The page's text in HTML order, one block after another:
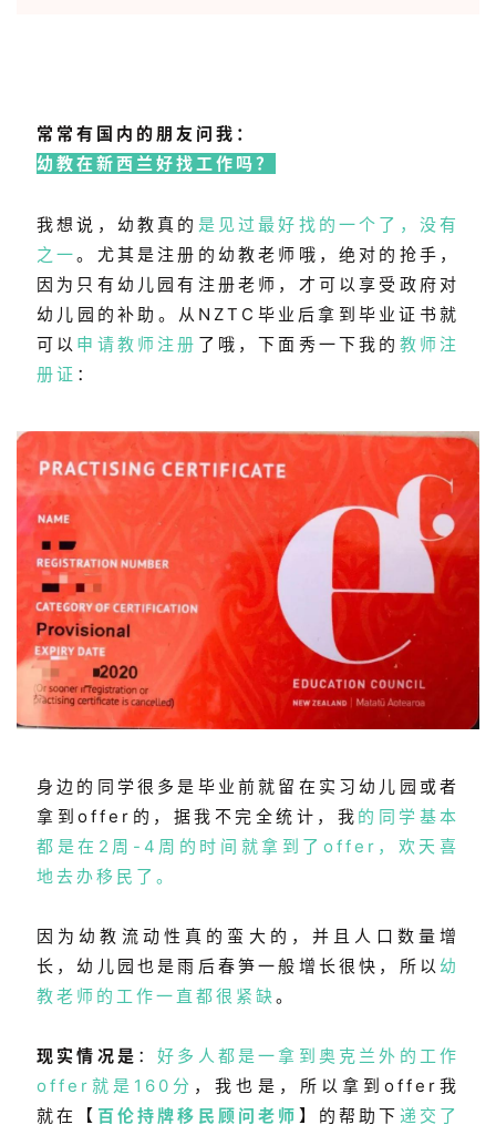
常常有国内的朋友问我：
幼教在新西兰好找工作吗？
我想说，幼教真的 是见过最好找的一个了，没有
之一。尤其是注册的幼教老师哦，绝对的抢手，
因为只有幼儿园有注册老师，才可以享受政府对
幼儿园的补助。从NZTC毕业后拿到毕业证书就
可以 申请教师注册 了哦，下面秀一下我的 教师注
册证 ：
身边的同学很多是毕业前就留在实习幼儿园或者
拿到offer的，据我不完全统计，我 的同学基本
都是在2周-4周的时间就拿到了offer，欢天喜
地去办移民了。
因为幼教流动性真的蛮大的，并且人口数量增
长，幼儿园也是雨后春笋一般增长很快，所以 幼
教老师的工作一直都很紧缺。
现实情况是 ：好多人都是一拿到奥克兰外的工作
offer就是160分 ，我也是，所以拿到offer我
就在【 百伦持牌移民顾问老师 】的帮助下 递交了